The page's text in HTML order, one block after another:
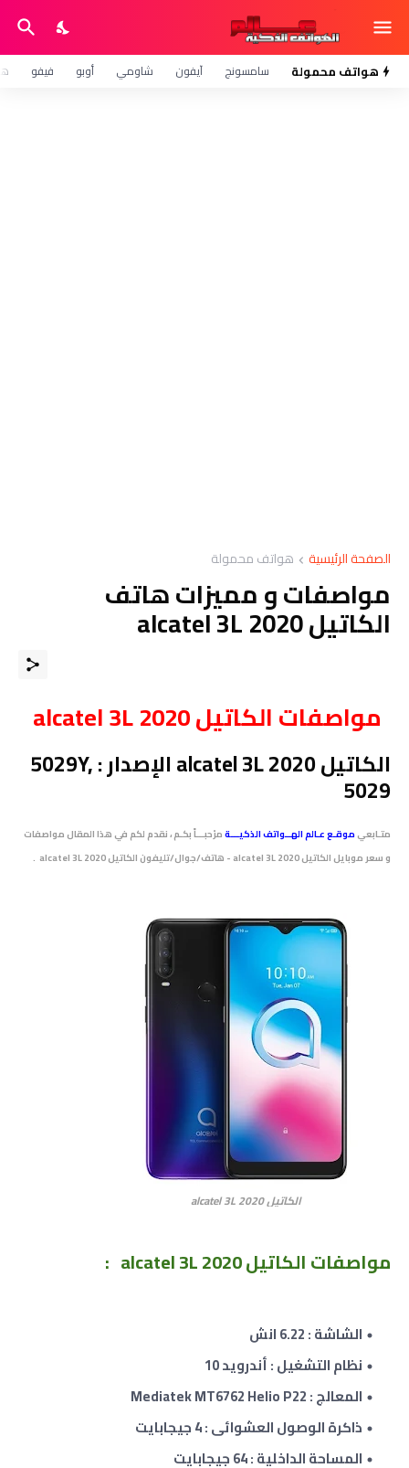
هواتف محمولة سامسونج آيفون شاومي أوبو فيفو
الصفحة الرئيسية هواتف محمولة
مواصفات و مميزات هاتف
الكاتيل alcatel 3L 2020
مواصفات الكاتيل alcatel 3L 2020
الكاتيل alcatel 3L 2020 الإصدار : 5029Y,
5029
متـابعيموقـع عـالم الهــواتف الذكيـــةمرْحبـــاً بكـم ، نقدم لكم في هذا المقال مواصفات
و سعر موبايل الكاتيل alcatel 3L 2020 - هاتف/جوال/تليفون الكاتيل alcatel 3L 2020 .
الكاتيل alcatel 3L 2020
مواصفاتالكاتيل alcatel 3L 2020 :
الشاشة : 6.22 انش
نظام التشغيل : أندرويد 10
المعالج : Mediatek MT6762 Helio P22
ذاكرة الوصول العشوائى : 4 جيجابايت
المساحة الداخلية : 64 جيجابايت